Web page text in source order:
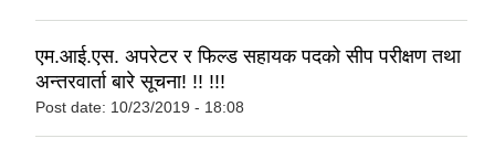
एम.आई.एस. अपरेटर र फिल्ड सहायक पदको सीप परीक्षण तथा
अन्तरवार्ता बारे सूचना! !! !!!
Post date: 10/23/2019 - 18:08